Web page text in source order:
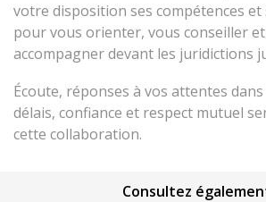
votre disposition ses compétences et
pour vous orienter, vous conseiller
accompagner devant les juridictions
Écoute, réponses à vos attentes
délais, confiance et respect mutuel
cette collaboration.
Consultez